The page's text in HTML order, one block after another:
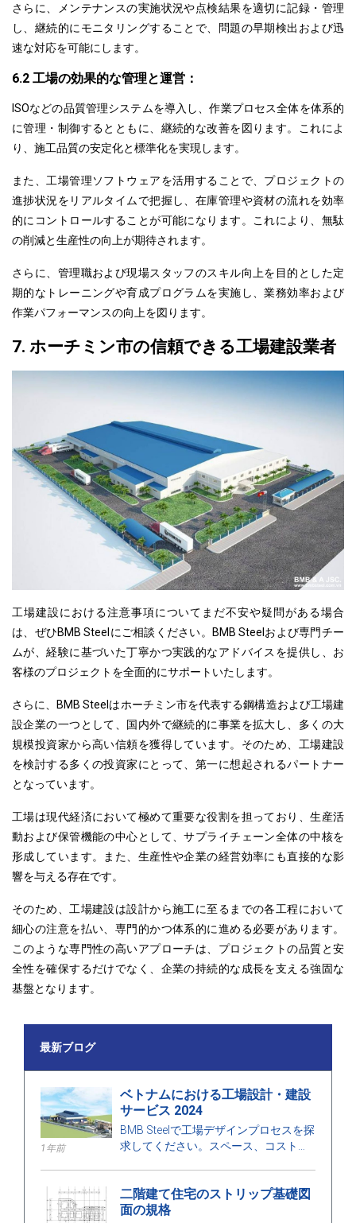
さらに、メンテナンスの実施状況や点検結果を適切に記録・管理
し、継続的にモニタリングすることで、問題の早期検出および迅
速な対応を可能にします。
6.2 工場の効果的な管理と運営：
ISOなどの品質管理システムを導入し、作業プロセス全体を体系的
に管理・制御するとともに、継続的な改善を図ります。これによ
り、施工品質の安定化と標準化を実現します。
また、工場管理ソフトウェアを活用することで、プロジェクトの
進捗状況をリアルタイムで把握し、在庫管理や資材の流れを効率
的にコントロールすることが可能になります。 これにより 、無駄
の削減と生産性の向上が期待されます。
さらに、管理職および現場スタッフのスキル向上を目的とした定
期的なトレーニングや育成プログラムを実施し、業務効率および
作業パフォーマンスの向上を図ります。
7. ホーチミン市の信頼できる工場建設業者
工場建設における注意事項についてまだ不安や疑問がある場合
は、 ぜひBMB Steelにご相談ください。BMB Steelおよび専門チー
ムが、経験に基づいた丁寧かつ実践的なアドバイスを提供し、お
客様のプロジェクトを全面的にサポートいたします。
さらに、BMB Steelはホーチミン市を代表する鋼構造および工場建
設企業の一つとして、国内外で継続的に事業を拡大し、多くの大
規模投資家から高い信頼を獲得しています。 そのため 、工場建設
を検討する多くの投資家にとって、第一に想起されるパートナー
となっています。
工場は現代経済において極めて重要な役割を担っており、生産活
動および保管機能の中心として、サプライチェーン全体の中核を
形成しています。また、生産性や企業の経営効率にも直接的な影
響を与える存在です。
そのため、工場建設は設計から施工に至るまでの各工程において
細心の注意を払い、専門的かつ体系的に進める必要があります。
このような専門性の高いアプローチは 、プロジェクトの品質と安
全性を確保するだけでなく、企業の持続的な成長を支える強固な
基盤となります。
最新ブログ
1年前
ベトナムにおける工場設計・建設
サービス 2024
BMB Steelで工場デザインプロセスを探
求してください。スペース、コストに
の建設を保証します。
二階建て住宅のストリップ基礎図
面の規格